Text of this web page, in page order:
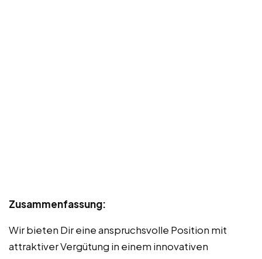
Zusammenfassung:
Wir bieten Dir eine anspruchsvolle Position mit
attraktiver Vergütung in einem innovativen